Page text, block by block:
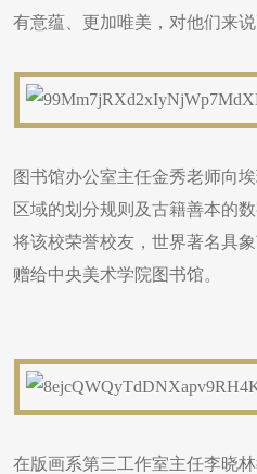
有意蕴、更加唯美，对他们来
图书馆办公室主任金秀老师向
区域的划分规则及古籍善本的
将该校荣誉校友，世界著名具
赠给中央美术学院图书馆。
在版画系第三工作室主任李晓